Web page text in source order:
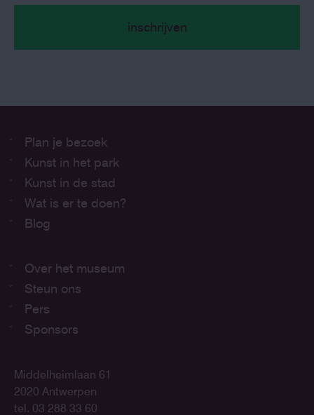
Plan je bezoek
Kunst in het park
Kunst in de stad
Wat is er te doen?
Blog
Over het museum
Steun ons
Pers
Sponsors
Middelheimlaan 61
2020 Antwerpen
tel. 03 288 33 60